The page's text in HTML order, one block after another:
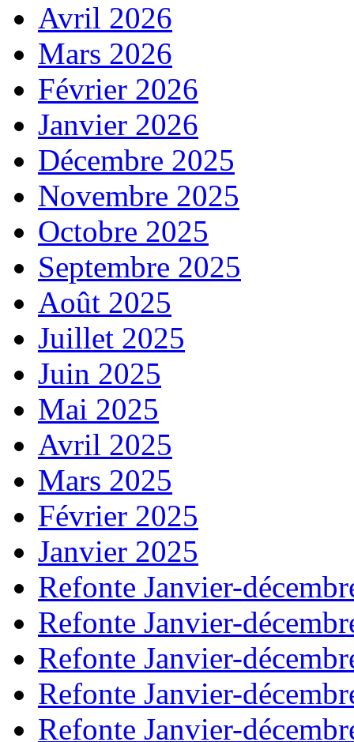
Avril 2026
Mars 2026
Février 2026
Janvier 2026
Décembre 2025
Novembre 2025
Octobre 2025
Septembre 2025
Août 2025
Juillet 2025
Juin 2025
Mai 2025
Avril 2025
Mars 2025
Février 2025
Janvier 2025
Refonte Janvier-
Refonte Janvier-
Refonte Janvier-
Refonte Janvier-
Refonte Janvier-